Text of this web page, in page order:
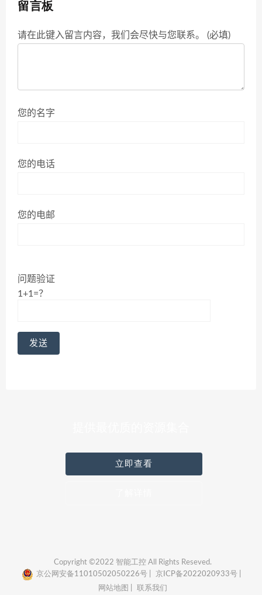
留言板
请在此键入留言内容，我们会尽快与您联系。 (必填)
您的名字
您的电话
您的电邮
问题验证
1+1=？
立即查看
Copyright ©2022 智能工控 All Rights Reseved.
京公网安备11010502050226号 |
京ICP备2022020933号 |
网站地图 |
联系我们